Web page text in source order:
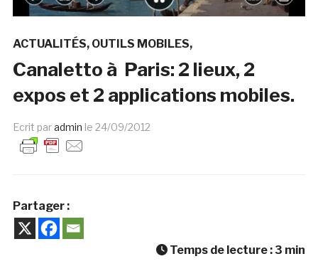
ACTUALITÉS OUTILS MOBILES
Canaletto à Paris: 2 lieux, 2
expos et 2 applications mobiles.
Ecrit paradmin le 24/09/2012
Partager :
Temps de lecture : 3 min